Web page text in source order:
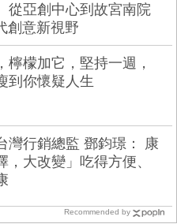
亞創中心到故宮南院
創意新視野
檸檬加它，堅持一週，
到你懷疑人生
灣行銷總監 鄧鈞璟： 康
，大改變」吃得方便、
Recommended by